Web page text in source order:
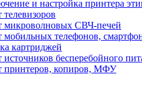
и настройка принтера
телевизоров
микроволновых СВЧ-печей
мобильных телефонов,
картриджей
источников бесперебойного
принтеров, копиров, МФУ